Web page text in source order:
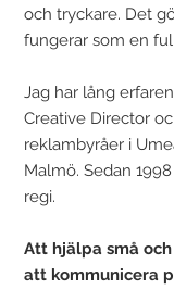
och tryckare. Det
fungerar som en
Jag har lång
Creative Director
reklambyråer i
Malmö. Sedan
regi.
Att hjälpa små
att kommunicera